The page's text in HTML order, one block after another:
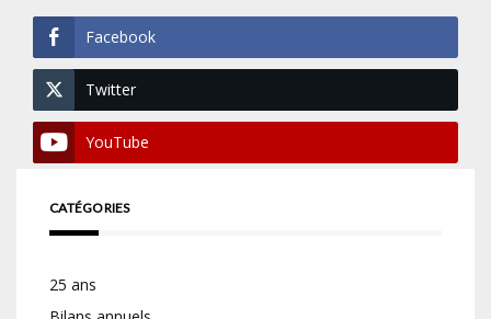
Facebook
Twitter
YouTube
CATÉGORIES
25 ans